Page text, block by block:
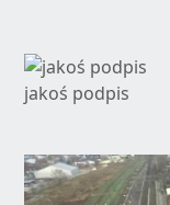
jakoś podpis